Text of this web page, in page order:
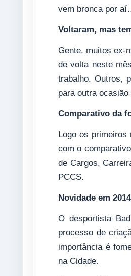
vem bronca por
Voltaram, mas
Gente, muitos ex-
de volta neste
trabalho. Outros,
para outra
Comparativo da
Logo os primeiros
com o
de Cargos,
PCCS.
Novidade em
O desportista
processo de
importância é
na Cidade.